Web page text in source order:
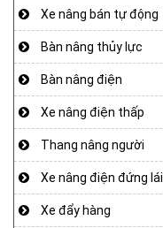
Xe nâng bán tự động
Bàn nâng thủy lực
Bàn nâng điện
Xe nâng điện thấp
Thang nâng người
Xe nâng điện đứng lái
Xe đẩy hàng